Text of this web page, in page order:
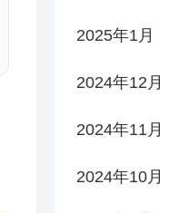
2025年1月
2024年12月
2024年11月
2024年10月